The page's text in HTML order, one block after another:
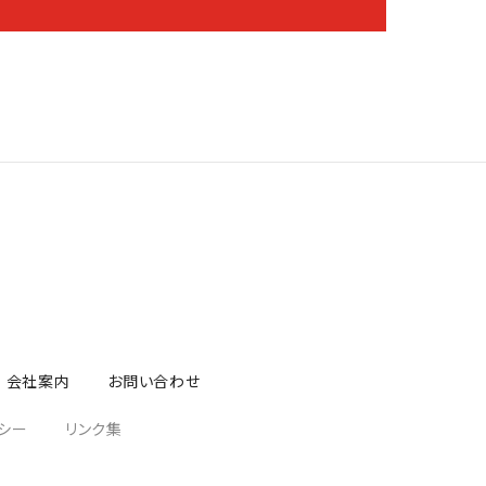
会社案内 お問い合わせ
ー リンク集